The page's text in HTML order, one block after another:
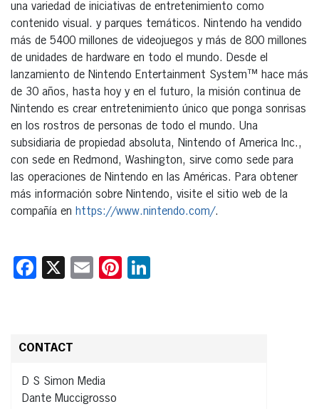
una variedad de iniciativas de entretenimiento como
contenido visual. y parques temáticos. Nintendo ha vendido
más de 5400 millones de videojuegos y más de 800 millones
de unidades de hardware en todo el mundo. Desde el
lanzamiento de Nintendo Entertainment System™ hace más
de 30 años, hasta hoy y en el futuro, la misión continua de
Nintendo es crear entretenimiento único que ponga sonrisas
en los rostros de personas de todo el mundo. Una
subsidiaria de propiedad absoluta, Nintendo of America Inc.,
con sede en Redmond, Washington, sirve como sede para
las operaciones de Nintendo en las Américas. Para obtener
más información sobre Nintendo, visite el sitio web de la
compañía en https://www.nintendo.com/.
Facebook
X EmailPinterest
CONTACT
D S Simon Media
Dante Muccigrosso